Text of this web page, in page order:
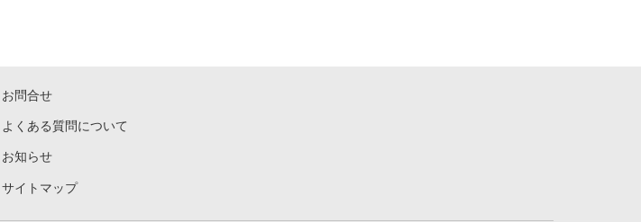
お問合せ
よくある質問について
お知らせ
サイトマップ